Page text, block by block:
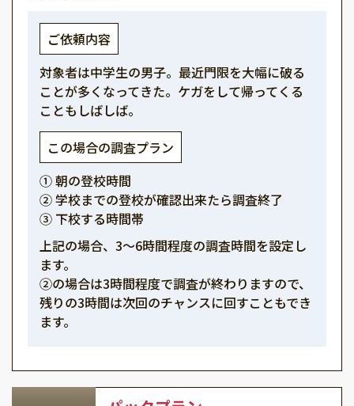
ご依頼内容
対象者は中学生の男子。最近門限を大幅に破る
ことが多くなってきた。ケガをして帰ってくる
こともしばしば。
この場合の調査プラン
① 朝の登校時間
② 学校までの登校が確認出来たら調査終了
③ 下校する時間帯
上記の場合、3～6時間程度の調査時間を設定し
ます。
②の場合は3時間程度で調査が終わりますので、
残りの3時間は次回のチャンスに回すこともでき
ます。